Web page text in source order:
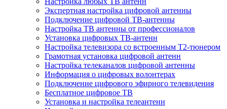
Экспертная настройка цифровой антенны
Подключение цифровой ТВ-антенны
Настройка ТВ антенны от профессионалов
Установка цифровых ТВ-антенн
Настройка телевизора со встроенным T2-тюнером
Грамотная установка цифровой антенн
Настройка телеканалов цифровой антенны
Информация о цифровых волонтерах
Подключение цифрового эфирного телевидения
Бесплатное цифровое ТВ
Установка и настройка телеантенн